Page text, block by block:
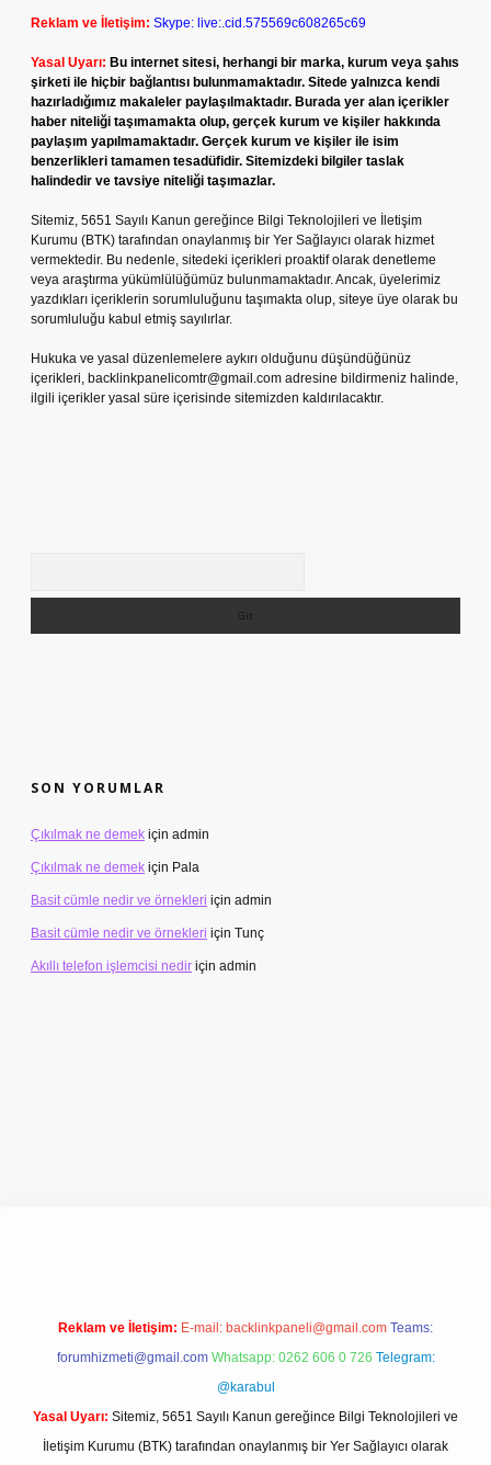
Reklam ve İletişim: Skype: live:.cid.575569c608265c69
Yasal Uyarı: Bu internet sitesi, herhangi bir marka, kurum veya şahıs
şirketi ile hiçbir bağlantısı bulunmamaktadır. Sitede yalnızca kendi
hazırladığımız makaleler paylaşılmaktadır. Burada yer alan içerikler
haber niteliği taşımamakta olup, gerçek kurum ve kişiler hakkında
paylaşım yapılmamaktadır. Gerçek kurum ve kişiler ile isim
benzerlikleri tamamen tesadüfidir. Sitemizdeki bilgiler taslak
halindedir ve tavsiye niteliği taşımazlar.
Sitemiz, 5651 Sayılı Kanun gereğince Bilgi Teknolojileri ve İletişim
Kurumu (BTK) tarafından onaylanmış bir Yer Sağlayıcı olarak hizmet
vermektedir. Bu nedenle, sitedeki içerikleri proaktif olarak denetleme
veya araştırma yükümlülüğümüz bulunmamaktadır. Ancak, üyelerimiz
yazdıkları içeriklerin sorumluluğunu taşımakta olup, siteye üye olarak bu
sorumluluğu kabul etmiş sayılırlar.
Hukuka ve yasal düzenlemelere aykırı olduğunu düşündüğünüz
içerikleri, backlinkpanelicomtr@gmail.com adresine bildirmeniz halinde,
ilgili içerikler yasal süre içerisinde sitemizden kaldırılacaktır.
SON YORUMLAR
Çıkılmak ne demek için admin
Çıkılmak ne demek için Pala
Basit cümle nedir ve örnekleri için admin
Basit cümle nedir ve örnekleri için Tunç
Akıllı telefon işlemcisi nedir için admin
Reklam ve İletişim: E-mail: backlinkpaneli@gmail.com Teams:
forumhizmeti@gmail.com Whatsapp: 0262 606 0 726 Telegram:
@karabul
Yasal Uyarı: Sitemiz, 5651 Sayılı Kanun gereğince Bilgi Teknolojileri ve
İletişim Kurumu (BTK) tarafından onaylanmış bir Yer Sağlayıcı olarak